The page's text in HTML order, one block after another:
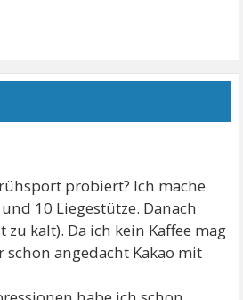
probiert? Ich mache
10 Liegestütze. Danach
kalt). Da ich kein Kaffee mag
angedacht Kakao mit